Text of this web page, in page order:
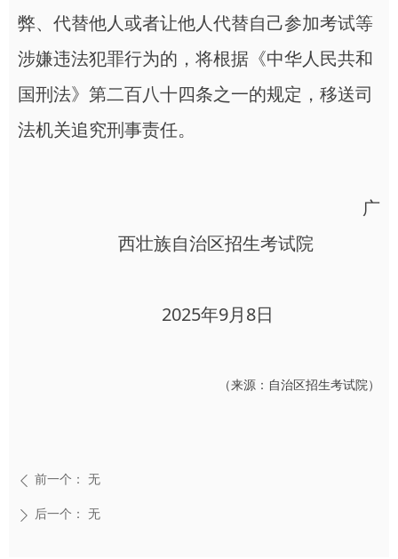
弊、代替他人或者让他人代替自己参加考试等
涉嫌违法犯罪行为的，将根据《中华人民共和
国刑法》第二百八十四条之一的规定，移送司
法机关追究刑事责任。
广
西壮族自治区招生考试院
2025年9月8日
（来源：自治区招生考试院）
ꄴ 前一个： 无
ꄲ 后一个： 无